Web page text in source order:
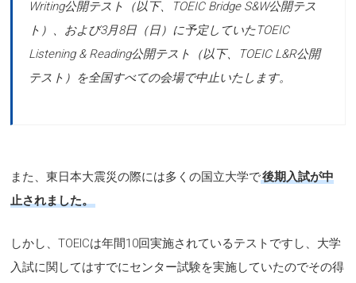
Writing公開テスト（以下、TOEIC Bridge S&W公開テス
ト）、および3月8日（日）に予定していたTOEIC
Listening & Reading公開テスト（以下、TOEIC L&R公開
テスト）を全国すべての会場で中止いたします。
また、東日本大震災の際には多くの国立大学で後期入試が中
止されました。
しかし、TOEICは年間10回実施されているテストですし、大学
入試に関してはすでにセンター試験を実施していたのでその得